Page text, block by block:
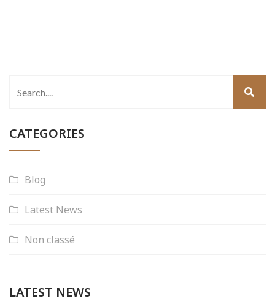
CATEGORIES
Blog
Latest News
Non classé
LATEST NEWS